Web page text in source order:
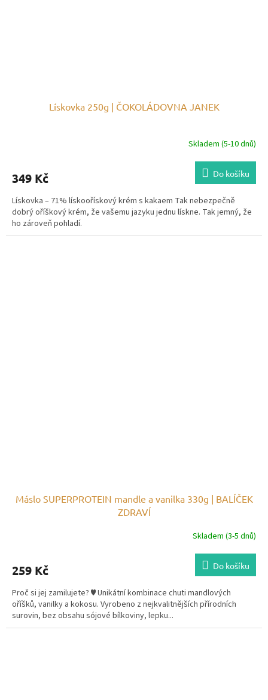
Lískovka 250g | ČOKOLÁDOVNA JANEK
Skladem (5-10 dnů)
349 Kč Do košíku
Lískovka – 71% lískoořískový krém s kakaem Tak nebezpečně
dobrý oříškový krém, že vašemu jazyku jednu lískne. Tak jemný, že
ho zároveň pohladí.
Máslo SUPERPROTEIN mandle a vanilka 330g | BALÍČEK
ZDRAVÍ
Skladem (3-5 dnů)
259 Kč Do košíku
Proč si jej zamilujete? ♥ Unikátní kombinace chuti mandlových
oříšků, vanilky a kokosu. Vyrobeno z nejkvalitnějších přírodních
surovin, bez obsahu sójové bílkoviny, lepku...